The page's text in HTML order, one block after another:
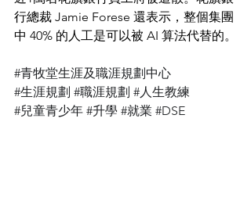
行總裁 Jamie Forese 還表示，整個集團
中 40% 的人工是可以被 AI 算法代替的。
#青牧堂生涯及職涯規劃中心
#生涯規劃 #職涯規劃 #人生教練
#兒童青少年 #升學 #就業 #DSE